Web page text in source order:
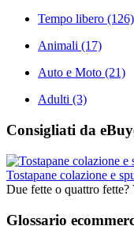
Tempo libero (126)
Animali (17)
Auto e Moto (21)
Adulti (3)
Consigliati da
Tostapane colazione e
Due fette o quattro fette?
Glossario